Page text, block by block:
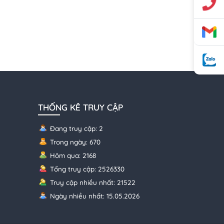
THỐNG KÊ TRUY CẬP
Đang truy cập: 2
Trong ngày: 670
Hôm qua: 2168
Tổng truy cập: 2526330
Truy cập nhiều nhất: 21522
Ngày nhiều nhất: 15.05.2026